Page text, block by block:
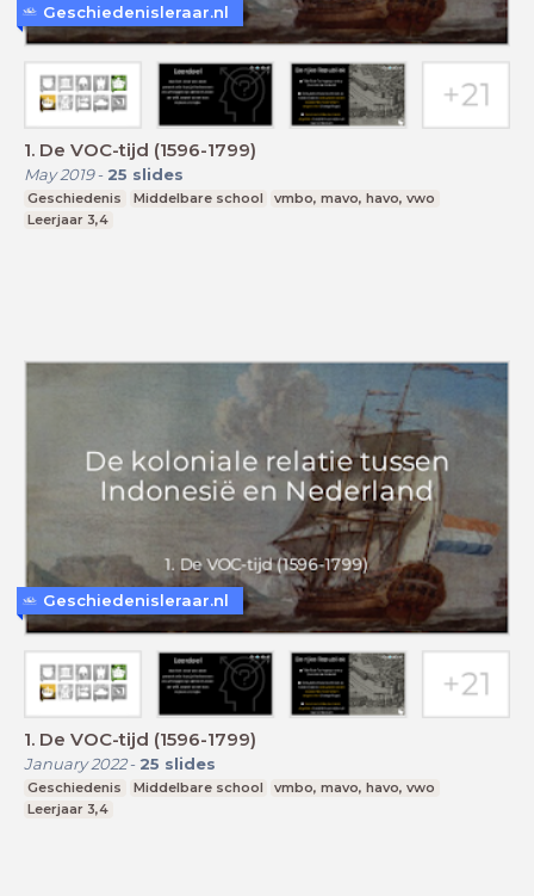
1. De VOC-tijd (1596-1799)
May 2019- 25 slides
Geschiedenis Middelbare school
vmbo, mavo, havo, vwo
Leerjaar 3,4
Geschiedenisleraar.nl
1. De VOC-tijd (1596-1799)
January 2022- 25 slides
Geschiedenis Middelbare school
vmbo, mavo, havo, vwo
Leerjaar 3,4
Geschiedenisleraar.nl